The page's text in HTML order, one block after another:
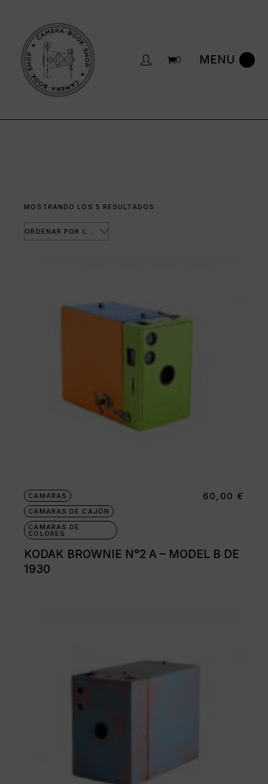
0
MOSTRANDO LOS 5 RESULTADOS
CÁMARAS
CÁMARAS DE CAJÓN
CÁMARAS DE
COLORES
KODAK BROWNIE N°2 A – MODEL B DE
1930
60,00 €